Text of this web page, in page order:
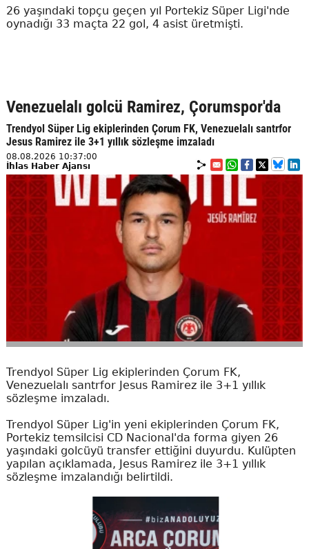
26 yaşındaki topçu geçen yıl Portekiz Süper Ligi'nde
oynadığı 33 maçta 22 gol, 4 asist üretmişti.
Venezuelalı golcü Ramirez, Çorumspor'da
Trendyol Süper Lig ekiplerinden Çorum FK, Venezuelalı santrfor
Jesus Ramirez ile 3+1 yıllık sözleşme imzaladı
08.08.2026 10:37:00
İhlas Haber Ajansı
Trendyol Süper Lig ekiplerinden Çorum FK,
Venezuelalı santrfor Jesus Ramirez ile 3+1 yıllık
sözleşme imzaladı.
Trendyol Süper Lig'in yeni ekiplerinden Çorum FK,
Portekiz temsilcisi CD Nacional'da forma giyen 26
yaşındaki golcüyü transfer ettiğini duyurdu. Kulüpten
yapılan açıklamada, Jesus Ramirez ile 3+1 yıllık
sözleşme imzalandığı belirtildi.